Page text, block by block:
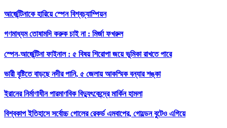
আর্জেন্টিনাকে হারিয়ে স্পেন বিশ্বচ্যাম্পিয়ন
গণমাধ্যম তোষামদি করুক চাই না : মির্জা ফখরুল
স্পেন-আর্জেন্টিনা ফাইনাল : ৫ বিষয় শিরোপা জয়ে ভূমিকা রাখতে পারে
ভারী বৃষ্টিতে বাড়ছে নদীর পানি, ৫ জেলায় আকস্মিক বন্যার শঙ্কা
ইরানের নির্মাণাধীন পারমাণবিক বিদ্যুৎকেন্দ্রে মার্কিন হামলা
বিশ্বকাপ ইতিহাসে সর্বোচ্চ গোলের রেকর্ড এমবাপের, গোল্ডেন বুটেও এগিয়ে